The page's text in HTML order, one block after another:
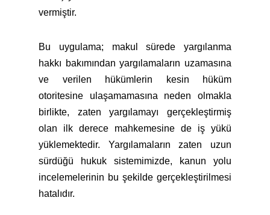
vermiştir.
Bu uygulama; makul sürede yargılanma
hakkı bakımından yargılamaların uzamasına
ve verilen hükümlerin kesin hüküm
otoritesine ulaşamamasına neden olmakla
birlikte, zaten yargılamayı gerçekleştirmiş
olan ilk derece mahkemesine de iş yükü
yüklemektedir. Yargılamaların zaten uzun
sürdüğü hukuk sistemimizde, kanun yolu
incelemelerinin bu şekilde gerçekleştirilmesi
hatalıdır.